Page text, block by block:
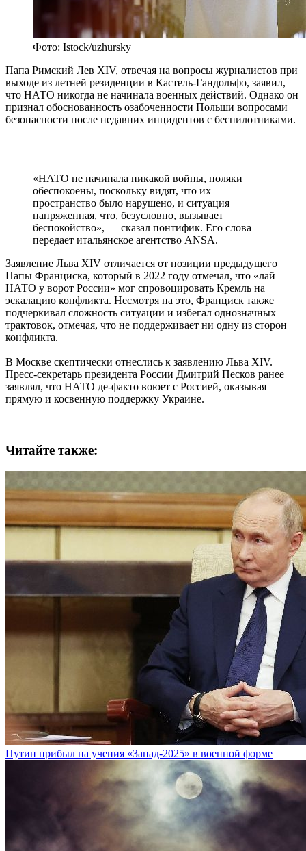
Фото: Istock/uzhursky
Папа Римский Лев XIV, отвечая на вопросы журналистов при
выходе из летней резиденции в Кастель-Гандольфо, заявил,
что НАТО никогда не начинала военных действий. Однако он
признал обоснованность озабоченности Польши вопросами
безопасности после недавних инцидентов с беспилотниками.
«НАТО не начинала никакой войны, поляки
обеспокоены, поскольку видят, что их
пространство было нарушено, и ситуация
напряженная, что, безусловно, вызывает
беспокойство», — сказал понтифик. Его слова
передает итальянское агентство ANSA.
Заявление Льва XIV отличается от позиции предыдущего
Папы Франциска, который в 2022 году отмечал, что «лай
НАТО у ворот России» мог спровоцировать Кремль на
эскалацию конфликта. Несмотря на это, Франциск также
подчеркивал сложность ситуации и избегал однозначных
трактовок, отмечая, что не поддерживает ни одну из сторон
конфликта.
В Москве скептически отнеслись к заявлению Льва XIV.
Пресс-секретарь президента России Дмитрий Песков ранее
заявлял, что НАТО де-факто воюет с Россией, оказывая
прямую и косвенную поддержку Украине.
Читайте также:
Путин прибыл на учения «Запад-2025» в военной форме